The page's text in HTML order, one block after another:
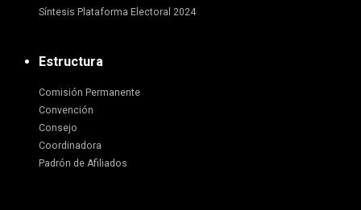
Síntesis Plataforma Electoral 2024
Estructura
Comisión Permanente
Convención
Consejo
Coordinadora
Padrón de Afiliados